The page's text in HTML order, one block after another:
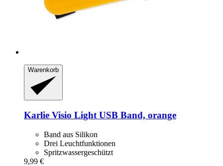
Warenkorb
Karlie Visio Light USB Band, orange
Band aus Silikon
Drei Leuchtfunktionen
Spritzwassergeschützt
9,99 €